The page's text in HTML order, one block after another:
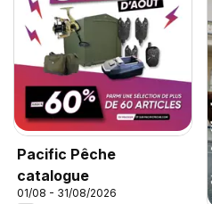
Pacific Pêche
catalogue
01/08 - 31/08/2026